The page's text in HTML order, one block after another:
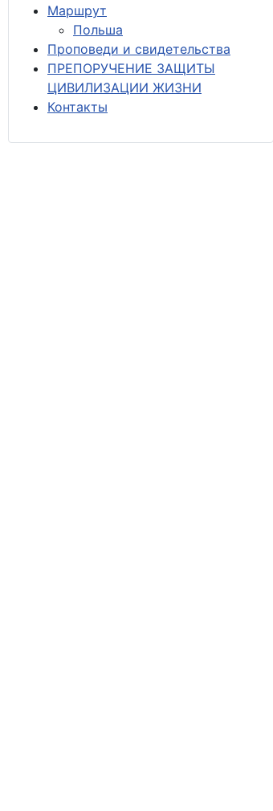
Маршрут
Польша
Проповеди и свидетельства
ПРЕПОРУЧЕНИЕ ЗАЩИТЫ
ЦИВИЛИЗАЦИИ ЖИЗНИ
Контакты